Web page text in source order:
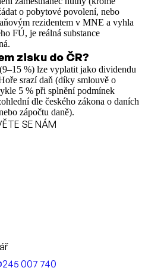
o pobytové povolení, nebo
rezidentem v MNE a vyhla
FÚ, je reálná substance
zisku do ČR?
%) lze vyplatit jako dividendu
srazí daň (díky smlouvě o
5 % při splnění podmínek
dle českého zákona o daních
zápočtu daně).
SE NÁM
245 007 740